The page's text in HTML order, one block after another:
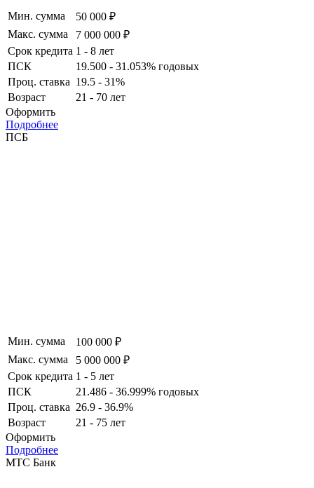
Мин. сумма
50 000 ₽
Макс. сумма
7 000 000 ₽
Срок кредита 1 - 8 лет
ПСК
19.500 - 31.053% годовых
Проц. ставка 19.5 - 31%
Возраст
21 - 70 лет
Оформить
Подробнее
ПСБ
Мин. сумма
100 000 ₽
Макс. сумма
5 000 000 ₽
Срок кредита 1 - 5 лет
ПСК
21.486 - 36.999% годовых
Проц. ставка 26.9 - 36.9%
Возраст
21 - 75 лет
Оформить
Подробнее
МТС Банк